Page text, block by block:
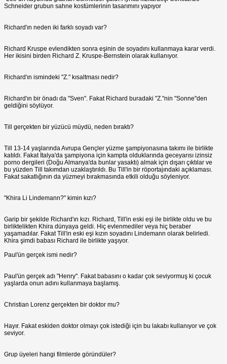
Schneider grubun sahne kostümlerinin tasarımını yapıyor
Richard'ın neden iki farklı soyadı var?
Richard Kruspe evlendikten sonra eşinin de soyadını kullanmaya karar verdi.
Her ikisini birden Richard Z. Kruspe-Bernstein olarak kullanıyor.
Richard'ın ismindeki "Z." kısaltması nedir?
Richard'ın bir önadı da "Sven". Fakat Richard buradaki "Z."nin "Sonne"den
geldiğini söylüyor.
Till gerçekten bir yüzücü müydü, neden bıraktı?
Till 13-14 yaşlarında Avrupa Gençler yüzme şampiyonasına takımı ile birlikte
katıldı. Fakat İtalya'da şampiyona için kampta olduklarında geceyarısı izinsiz
porno dergileri (Doğu Almanya'da bunlar yasaktı) almak için dışarı çıktılar ve
bu yüzden Till takımdan uzaklaştırıldı. Bu Till'in bir röportajındaki açıklaması.
Fakat sakatlığının da yüzmeyi bırakmasında etkili olduğu söyleniyor.
"Khira Li Lindemann?" kimin kızı?
Garip bir şekilde Richard'ın kızı. Richard, Till'in eski eşi ile birlikte oldu ve bu
birliktelikten Khira dünyaya geldi. Hiç evlenmediler veya hiç beraber
yaşamadılar. Fakat Till'in eski eşi kızın soyadını Lindemann olarak belirledi.
Khira şimdi babası Richard ile birlikte yaşıyor.
Paul'ün gerçek ismi nedir?
Paul'ün gerçek adı "Henry". Fakat babasını o kadar çok seviyormuş ki çocuk
yaşlarda onun adını kullanmaya başlamış.
Christian Lorenz gerçekten bir doktor mu?
Hayır. Fakat eskiden doktor olmayı çok istediği için bu lakabı kullanıyor ve çok
seviyor.
Grup üyeleri hangi filmlerde göründüler?